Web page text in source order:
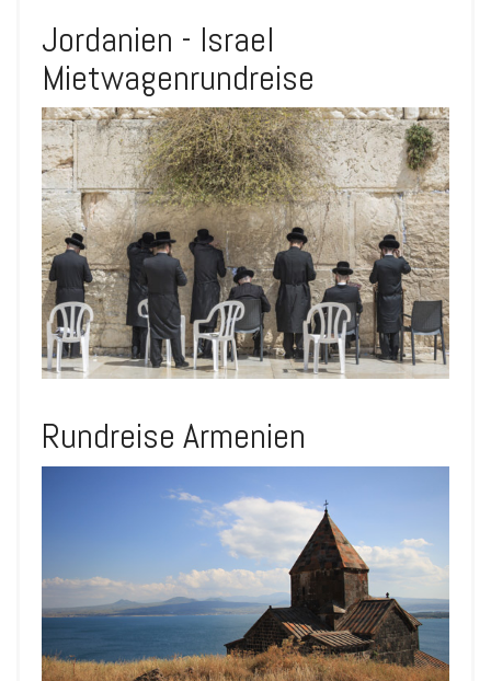
Jordanien - Israel
Mietwagenrundreise
Rundreise Armenien